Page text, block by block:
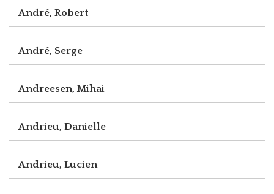
André, Robert
André, Serge
Andreesen, Mihai
Andrieu, Danielle
Andrieu, Lucien